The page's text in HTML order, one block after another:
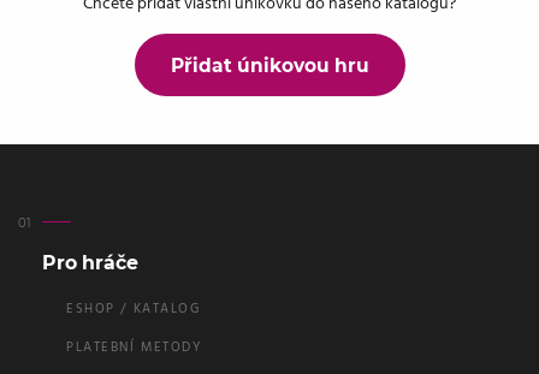
Přidat únikovou hru
Pro hráče
ESHOP / KATALOG
PLATEBNÍ METODY